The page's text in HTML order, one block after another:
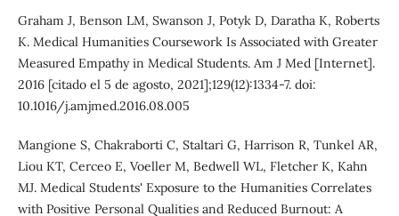
Graham J, Benson LM, Swanson J, Potyk D, Daratha K, Roberts
K. Medical Humanities Coursework Is Associated with Greater
Measured Empathy in Medical Students. Am J Med [Internet].
2016 [citado el 5 de agosto, 2021];129(12):1334-7. doi:
10.1016/j.amjmed.2016.08.005
Mangione S, Chakraborti C, Staltari G, Harrison R, Tunkel AR,
Liou KT, Cerceo E, Voeller M, Bedwell WL, Fletcher K, Kahn
MJ. Medical Students' Exposure to the Humanities Correlates
with Positive Personal Qualities and Reduced Burnout: A